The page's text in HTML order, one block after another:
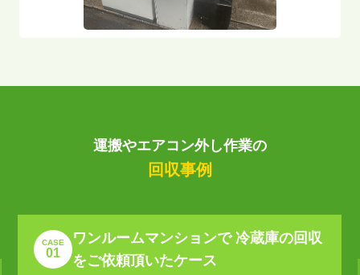
運搬やエアコン外し作業の
回収事例
CASE
01
ワンルームマンションで 冷蔵庫の回収
をご依頼頂いたケース